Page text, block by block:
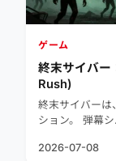
ゲーム
終末サイバ
Rush)
終末サイバーは
ション。 弾幕
2026-07-08